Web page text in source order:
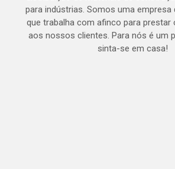
para indústrias. Somos uma empresa
que trabalha com afinco para prestar
aos nossos clientes. Para nós é um
sinta-se em casa!